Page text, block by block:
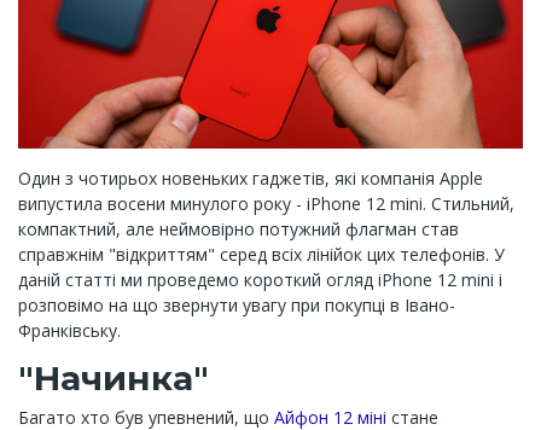
Один з чотирьох новеньких гаджетів, які компанія Apple
випустила восени минулого року - iPhone 12 mini. Стильний,
компактний, але неймовірно потужний флагман став
справжнім "відкриттям" серед всіх лінійок цих телефонів. У
даній статті ми проведемо короткий огляд iPhone 12 mini і
розповімо на що звернути увагу при покупці в Івано-
Франківську.
"Начинка"
Багато хто був упевнений, що Айфон 12 міні стане